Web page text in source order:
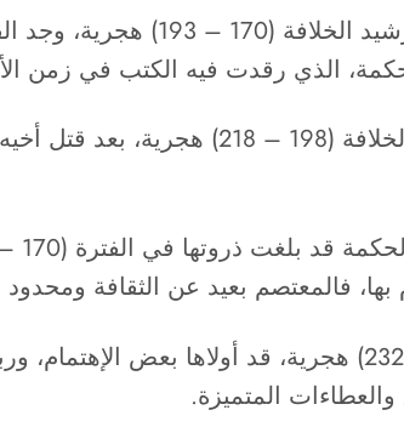
وعندما تولى هارون
الكتب في زمن الأمين (193 – 198) هجرية، مع بعض نشاطات الترجمة
وعندما تولى المأمون
فالمعتصم بعيد عن الثقافة ومحدود
ويقال أن الواثق (227 -232) هجرية، قد
والعطاءات المتميزة.